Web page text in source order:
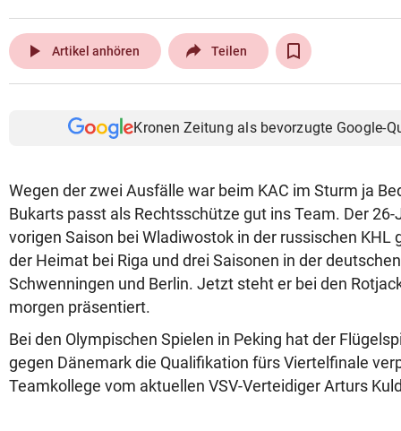
play_arrow Artikel anhören Teilen
Kronen Zeitung als bevorzugte Google-
Wegen der zwei Ausfälle war beim KAC im Sturm ja
Bukarts passt als Rechtsschütze gut ins Team. Der
vorigen Saison bei Wladiwostok in der russischen KHL
der Heimat bei Riga und drei Saisonen in der
Schwenningen und Berlin. Jetzt steht er bei den
morgen präsentiert.
Bei den Olympischen Spielen in Peking hat der
gegen Dänemark die Qualifikation fürs Viertelfinale
Teamkollege vom aktuellen VSV-Verteidiger Arturs